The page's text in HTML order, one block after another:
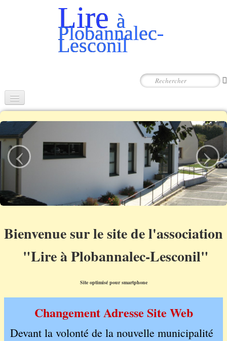
Lire à
Plobannalec-
Lesconil
‹ ›
Bienvenue sur le site de l'association
"Lire à Plobannalec-Lesconil"
Site optimisé pour smartphone
Changement Adresse Site Web
Devant la volonté de la nouvelle municipalité